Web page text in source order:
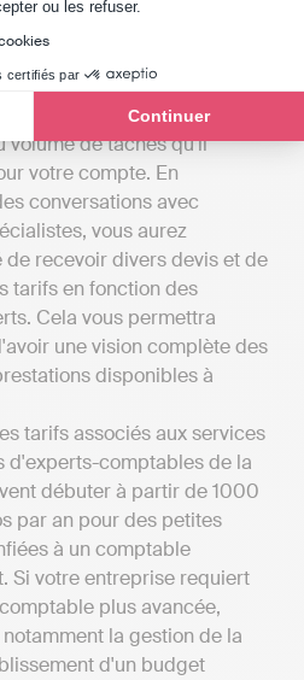
ou les refuser.
certifiés par
Continuer
de la lettre de mission
proposés par un expert-
étendue, et le coût
volume de tâches qu'il
votre compte. En
conversations avec
vous aurez
de recevoir divers devis et de
tarifs en fonction des
Cela vous permettra
une vision complète des
disponibles à
tarifs associés aux services
d'experts-comptables de la
débuter à partir de 1000
par an pour des petites
à un comptable
Si votre entreprise requiert
plus avancée,
la gestion de la
d'un budget